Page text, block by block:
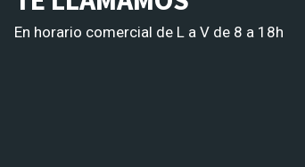
En horario comercial de L a V de 8 a 18h